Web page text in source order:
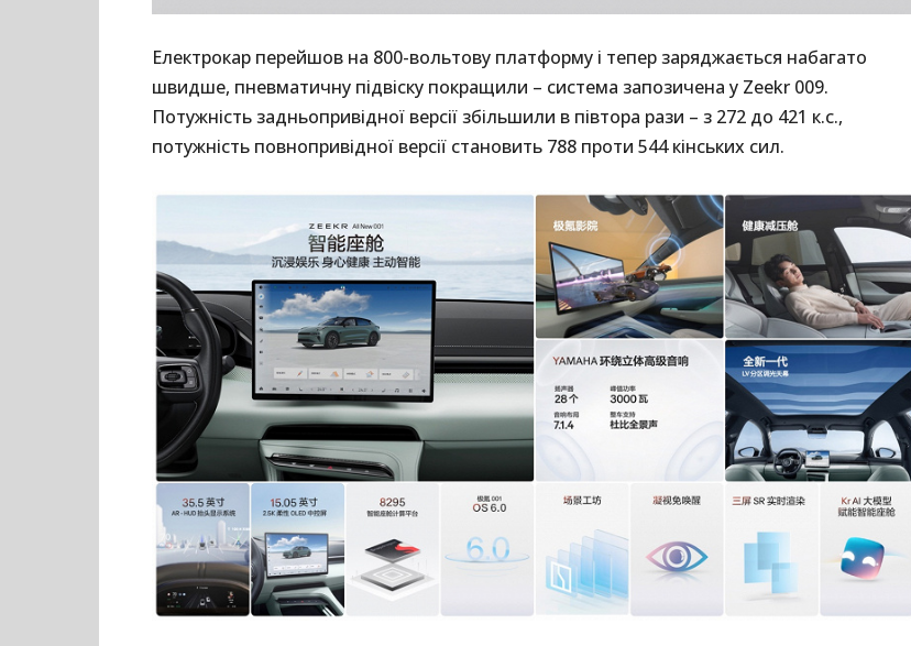
Електрокар перейшов на 800-вольтову платформу і тепер заряджається набагато
швидше, пневматичну підвіску покращили – система запозичена у Zeekr 009.
Потужність задньопривідної версії збільшили в півтора рази – з 272 до 421 к.с.,
потужність повнопривідної версії становить 788 проти 544 кінських сил.